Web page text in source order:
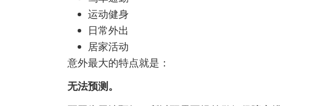
运动健身
日常外出
居家活动
意外最大的特点就是：
无法预测。